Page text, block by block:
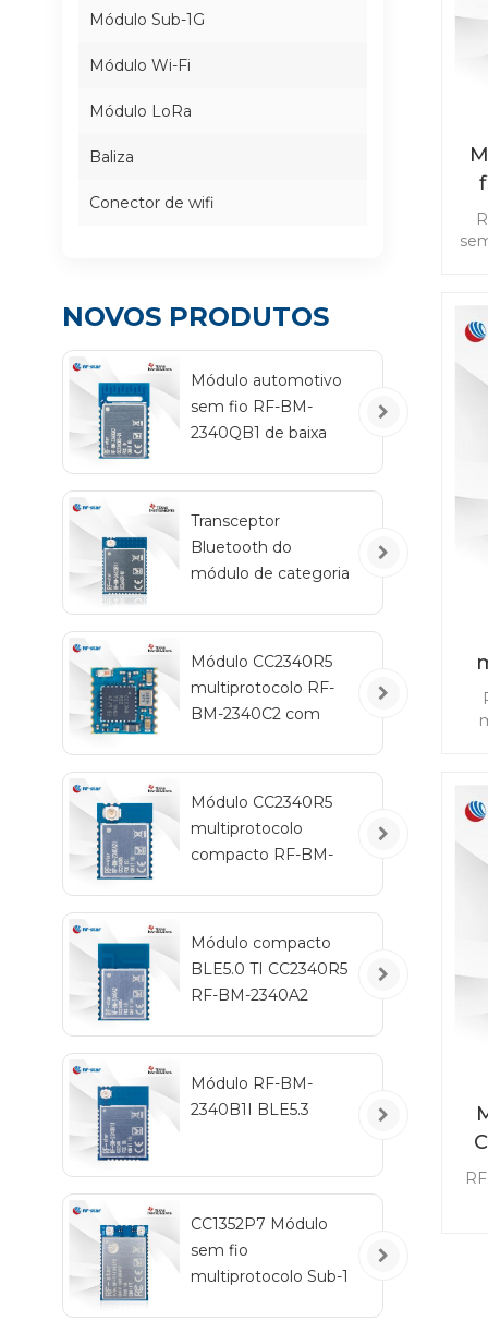
Módulo Sub-1G
Módulo Wi-Fi
Módulo LoRa
Baliza
Conector de wifi
NOVOS PRODUTOS
Módulo automotivo
sem fio RF-BM-
2340QB1 de baixa
Transceptor
Bluetooth do
módulo de categoria
veículos
Módulo CC2340R5
multiprotocolo RF-
BM-2340C2 com
Módulo CC2340R5
multiprotocolo
compacto RF-BM-
Módulo compacto
BLE5.0 TI CC2340R5
RF-BM-2340A2
Módulo RF-BM-
2340B1I BLE5.3
CC1352P7 Módulo
sem fio
multiprotocolo Sub-1